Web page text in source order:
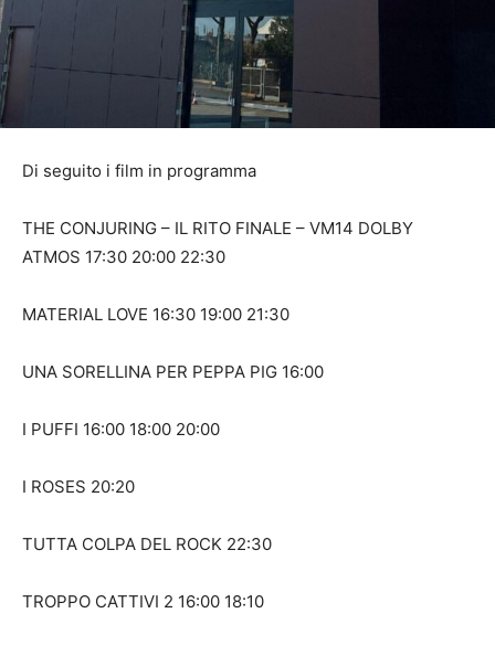
Di seguito i film in programma
THE CONJURING – IL RITO FINALE – VM14 DOLBY
ATMOS 17:30 20:00 22:30
MATERIAL LOVE 16:30 19:00 21:30
UNA SORELLINA PER PEPPA PIG 16:00
I PUFFI 16:00 18:00 20:00
I ROSES 20:20
TUTTA COLPA DEL ROCK 22:30
TROPPO CATTIVI 2 16:00 18:10